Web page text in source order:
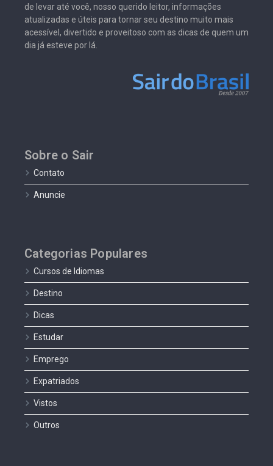
de levar até você, nosso querido leitor, informações
atualizadas e úteis para tornar seu destino muito mais
acessível, divertido e proveitoso com as dicas de quem um
dia já esteve por lá.
Sobre o Sair
Contato
Anuncie
Categorias Populares
Cursos de Idiomas
Destino
Dicas
Estudar
Emprego
Expatriados
Vistos
Outros